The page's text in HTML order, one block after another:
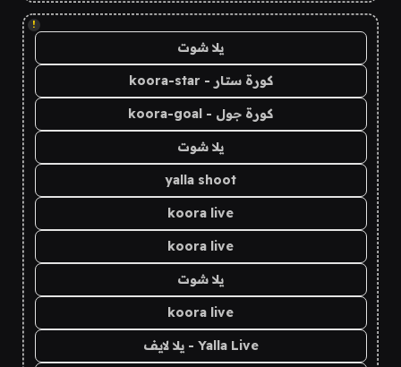
!
يلا شوت
كورة ستار - koora-star
كورة جول - koora-goal
يلا شوت
yalla shoot
koora live
koora live
يلا شوت
koora live
Yalla Live - يلا لايف